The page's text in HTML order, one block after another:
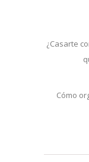
¿Casarte
Cómo